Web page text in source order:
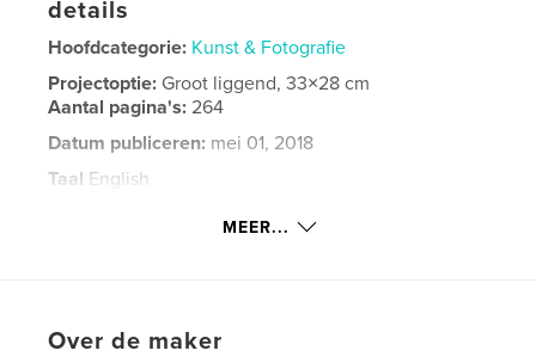
details
Hoofdcategorie: Kunst & Fotografie
Projectoptie: Groot liggend, 33×28 cm
Aantal pagina's:264
Datum publiceren: mei 01, 2018
Taal English
MEER...
Over de maker